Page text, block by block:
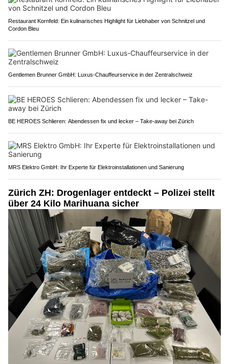
Restaurant Kornfeld: Ein kulinarisches Highlight für Liebhaber von Schnitzel und
Cordon Bleu
Gentlemen Brunner GmbH: Luxus-Chauffeurservice in der Zentralschweiz
BE HEROES Schlieren: Abendessen fix und lecker – Take-away bei Zürich
MRS Elektro GmbH: Ihr Experte für Elektroinstallationen und Sanierung
Zürich ZH: Drogenlager entdeckt – Polizei stellt
über 24 Kilo Marihuana sicher